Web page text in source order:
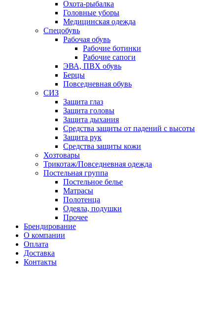
Охота-рыбалка
Головные уборы
Медицинская одежда
Спецобувь
Рабочая обувь
Рабочие ботинки
Рабочие сапоги
ЭВА, ПВХ обувь
Берцы
Повседневная обувь
СИЗ
Защита глаз
Защита головы
Защита дыхания
Средства защиты от падений с высоты
Защита рук
Средства защиты кожи
Хозтовары
Трикотаж/Повседневная одежда
Постельная группа
Постельное белье
Матрасы
Полотенца
Одеяла, подушки
Прочее
Брендирование
О компании
Оплата
Доставка
Контакты